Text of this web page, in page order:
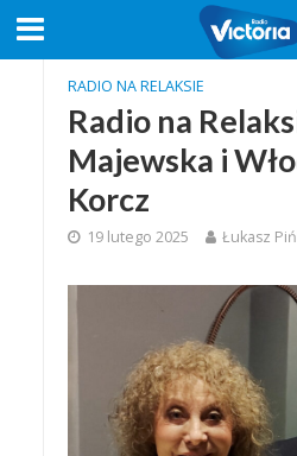
RADIO NA RELAKSIE
Radio na
Majewska i
Korcz
19 lutego 2025 Łukasz